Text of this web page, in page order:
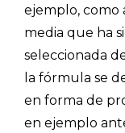
ejemplo, como
media que ha
seleccionada
la fórmula se
en forma de
en ejemplo